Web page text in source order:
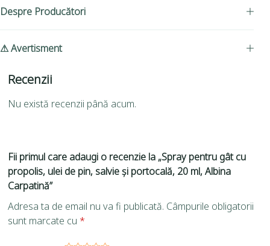
Despre Producători
⚠ Avertisment
Recenzii
Nu există recenzii până acum.
Fii primul care adaugi o recenzie la „Spray pentru gât cu
propolis, ulei de pin, salvie și portocală, 20 ml, Albina
Carpatină”
Adresa ta de email nu va fi publicată. Câmpurile obligatorii
sunt marcate cu *